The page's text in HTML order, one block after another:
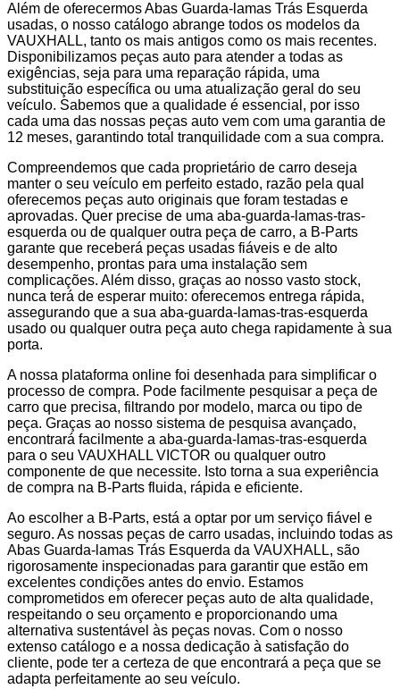
Além de oferecermos Abas Guarda-lamas Trás Esquerda
usadas, o nosso catálogo abrange todos os modelos da
VAUXHALL, tanto os mais antigos como os mais recentes.
Disponibilizamos peças auto para atender a todas as
exigências, seja para uma reparação rápida, uma
substituição específica ou uma atualização geral do seu
veículo. Sabemos que a qualidade é essencial, por isso
cada uma das nossas peças auto vem com uma garantia de
12 meses, garantindo total tranquilidade com a sua compra.
Compreendemos que cada proprietário de carro deseja
manter o seu veículo em perfeito estado, razão pela qual
oferecemos peças auto originais que foram testadas e
aprovadas. Quer precise de uma aba-guarda-lamas-tras-
esquerda ou de qualquer outra peça de carro, a B-Parts
garante que receberá peças usadas fiáveis e de alto
desempenho, prontas para uma instalação sem
complicações. Além disso, graças ao nosso vasto stock,
nunca terá de esperar muito: oferecemos entrega rápida,
assegurando que a sua aba-guarda-lamas-tras-esquerda
usado ou qualquer outra peça auto chega rapidamente à sua
porta.
A nossa plataforma online foi desenhada para simplificar o
processo de compra. Pode facilmente pesquisar a peça de
carro que precisa, filtrando por modelo, marca ou tipo de
peça. Graças ao nosso sistema de pesquisa avançado,
encontrará facilmente a aba-guarda-lamas-tras-esquerda
para o seu VAUXHALL VICTOR ou qualquer outro
componente de que necessite. Isto torna a sua experiência
de compra na B-Parts fluida, rápida e eficiente.
Ao escolher a B-Parts, está a optar por um serviço fiável e
seguro. As nossas peças de carro usadas, incluindo todas as
Abas Guarda-lamas Trás Esquerda da VAUXHALL, são
rigorosamente inspecionadas para garantir que estão em
excelentes condições antes do envio. Estamos
comprometidos em oferecer peças auto de alta qualidade,
respeitando o seu orçamento e proporcionando uma
alternativa sustentável às peças novas. Com o nosso
extenso catálogo e a nossa dedicação à satisfação do
cliente, pode ter a certeza de que encontrará a peça que se
adapta perfeitamente ao seu veículo.